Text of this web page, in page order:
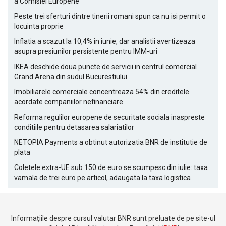
Peste trei sferturi dintre tinerii romani spun ca nu isi permit o
locuinta proprie
Inflatia a scazut la 10,4% in iunie, dar analistii avertizeaza
asupra presiunilor persistente pentru IMM-uri
IKEA deschide doua puncte de servicii in centrul comercial
Grand Arena din sudul Bucurestiului
Imobiliarele comerciale concentreaza 54% din creditele
acordate companiilor nefinanciare
Reforma regulilor europene de securitate sociala inaspreste
conditiile pentru detasarea salariatilor
NETOPIA Payments a obtinut autorizatia BNR de institutie de
plata
Coletele extra-UE sub 150 de euro se scumpesc din iulie: taxa
vamala de trei euro pe articol, adaugata la taxa logistica
Informațiile despre cursul valutar BNR sunt preluate de pe site-ul